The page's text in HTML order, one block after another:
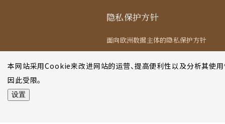
隐私保护方针
面向欧洲数据主体的隐私保护方针
本网站采用Cookie来改进网站的运营、提高便利性以及分析其使用
因此受限。
设置